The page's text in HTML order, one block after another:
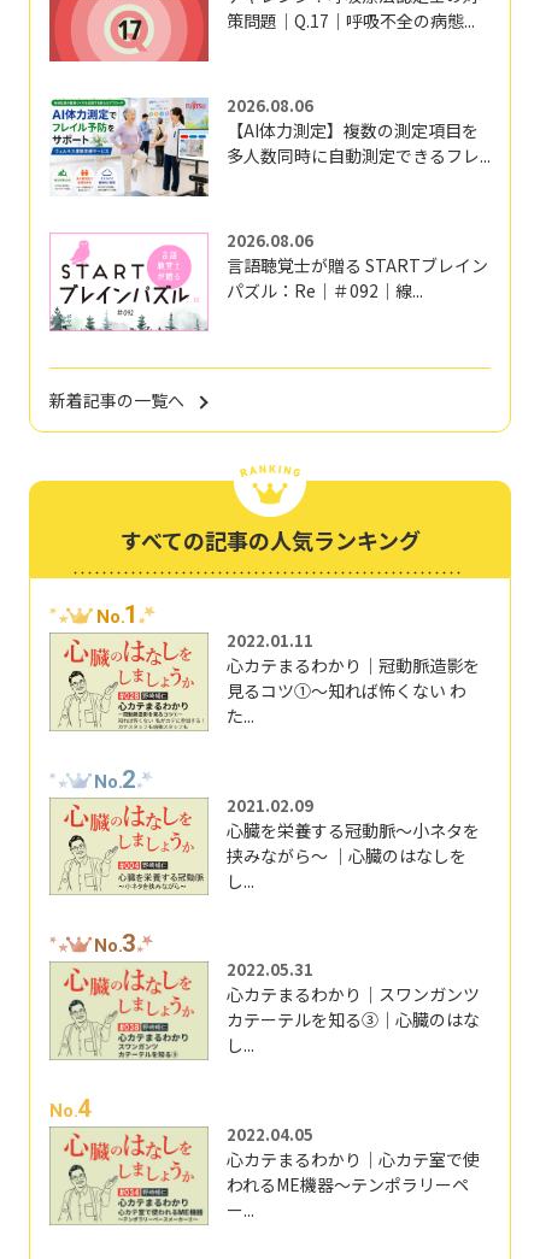
策問題｜Q.17｜呼吸不全の病態...
2026.08.06
【AI体力測定】複数の測定項目を
多人数同時に自動測定できるフレ...
2026.08.06
言語聴覚士が贈る STARTブレイン
パズル：Re｜＃092｜線...
新着記事の一覧へ
すべての記事の人気ランキング
No.1
2022.01.11
心カテまるわかり｜冠動脈造影を
見るコツ①～知れば怖くない わ
た...
No.2
2021.02.09
心臓を栄養する冠動脈～小ネタを
挟みながら～ ｜心臓のはなしを
し...
No.3
2022.05.31
心カテまるわかり｜スワンガンツ
カテーテルを知る③｜心臓のはな
し...
No.4
2022.04.05
心カテまるわかり｜心カテ室で使
われるME機器～テンポラリーペ
ー...